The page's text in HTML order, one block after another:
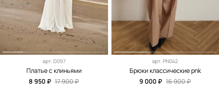
арт. D097
Платье с клиньями
8 950 ₽ 17 900 ₽
арт.PN042
Брюки классические pnk
9 000 ₽ 16 900 ₽